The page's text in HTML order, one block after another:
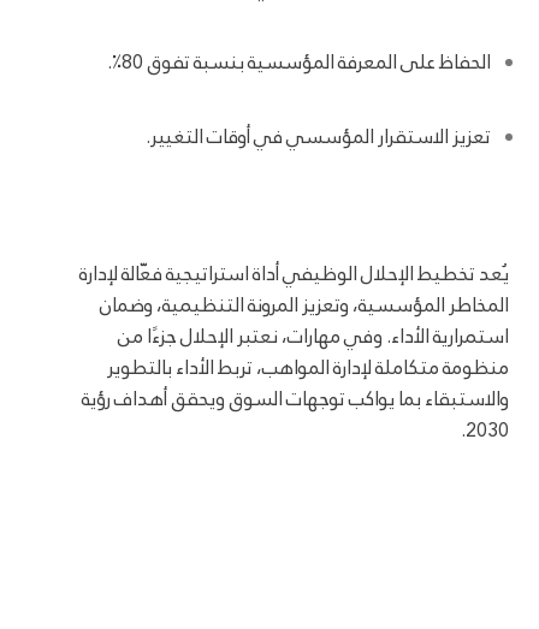
الحفاظ على المعرفة المؤسسية بنسبة تفوق 80٪.
تعزيز الاستقرار المؤسسي في أوقات التغيير.
يُعد تخطيط الإحلال الوظيفي أداة استراتيجية فعّالة لإدارة
المخاطر المؤسسية، وتعزيز المرونة التنظيمية، وضمان
استمرارية الأداء. وفي مهارات، نعتبر الإحلال جزءًا من
منظومة متكاملة لإدارة المواهب، تربط الأداء بالتطوير
والاستبقاء بما يواكب توجهات السوق ويحقق أهداف رؤية
2030.